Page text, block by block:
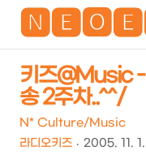
키즈@Music -
송 2주차..^^/
N* Culture/Music
라디오키즈
2005. 11.